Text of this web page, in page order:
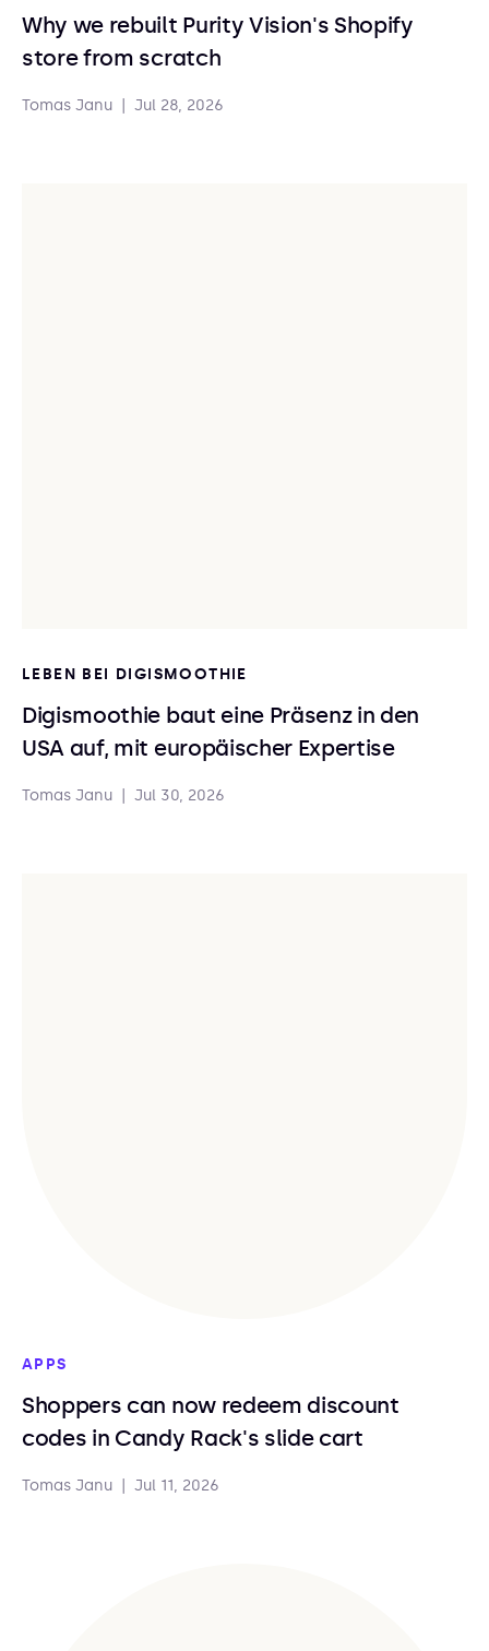
Why we rebuilt Purity Vision's Shopify
store from scratch
Tomas Janu Jul 28, 2026
LEBEN BEI DIGISMOOTHIE
Digismoothie baut eine Präsenz in den
USA auf, mit europäischer Expertise
Tomas Janu Jul 30, 2026
APPS
Shoppers can now redeem discount
codes in Candy Rack's slide cart
Tomas Janu Jul 11, 2026